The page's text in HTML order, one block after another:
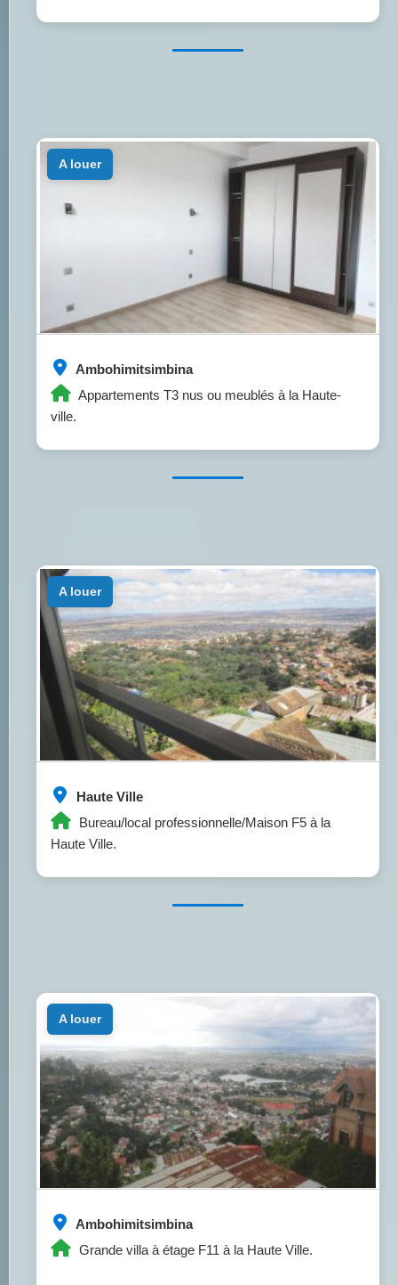
Ambohimitsimbina
Appartements T3 nus ou meublés à la Haute-
ville.
a louer
Haute Ville
Bureau/local professionnelle/Maison F5 à la
Haute Ville.
a louer
Ambohimitsimbina
Grande villa à étage F11 à la Haute Ville.
a louer